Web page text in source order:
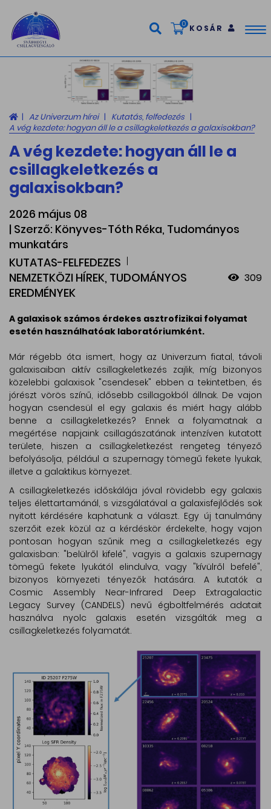
0 KOSÁR
Az Univerzum hírei
Kutatás, felfedezés
A vég kezdete: hogyan áll le a csillagkeletkezés a galaxisokban?
A vég kezdete: hogyan áll le a
csillagkeletkezés a
galaxisokban?
2026 május 08
| Szerző: Könyves-Tóth Réka, Tudományos
munkatárs
KUTATAS-FELFEDEZES
NEMZETKÖZI HÍREK, TUDOMÁNYOS
EREDMÉNYEK
309
A galaxisok számos érdekes asztrofizikai folyamat
esetén használhatóak laboratóriumként.
Már régebb óta ismert, hogy az Univerzum fiatal, távoli
galaxisaiban aktív csillagkeletkezés zajlik, míg bizonyos
közelebbi galaxisok "csendesek" ebben a tekintetben, és
jórészt vörös színű, idősebb csillagokból állnak. De vajon
hogyan csendesül el egy galaxis és miért hagy alább
benne a csillagkeletkezés? Ennek a folyamatnak a
megértése napjaink csillagászatának intenzíven kutatott
területe, hiszen a csillagkeletkezést rengeteg tényező
befolyásolja, például a szupernagy tömegű fekete lyukak,
illetve a galaktikus környezet.
A csillagkeletkezés időskálája jóval rövidebb egy galaxis
teljes élettartamánál, s vizsgálatával a galaxisfejlődés sok
nyitott kérdésére kaphatunk a választ. Egy új tanulmány
szerzőit ezek közül az a kérdéskör érdekelte, hogy vajon
pontosan hogyan szűnik meg a csillagkeletkezés egy
galaxisban: "belülről kifelé", vagyis a galaxis szupernagy
tömegű fekete lyukától elindulva, vagy "kívülről befelé",
bizonyos környezeti tényezők hatására. A kutatók a
Cosmic Assembly Near-Infrared Deep Extragalactic
Legacy Survey (CANDELS) nevű égboltfelmérés adatait
használva nyolc galaxis esetén vizsgálták meg a
csillagkeletkezés folyamatát.